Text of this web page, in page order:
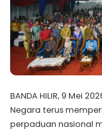
BANDA HILIR, 9 Mei
Negara terus
perpaduan nasional